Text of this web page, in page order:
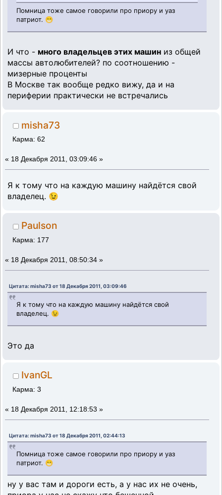
Помница тоже самое говорили про приору и уаз
патриот. 😁
И что - много владельцев этих машин из общей
массы автолюбителей? по соотношению -
мизерные проценты
В Москве так вообще редко вижу, да и на
периферии практически не встречались
misha73
Карма: 62
« 18 Декабря 2011, 03:09:46 »
Я к тому что на каждую машину найдётся свой
владелец. 😉
Paulson
Карма: 177
« 18 Декабря 2011, 08:50:34 »
Цитата: misha73 от 18 Декабря 2011, 03:09:46
Я к тому что на каждую машину найдётся свой
владелец. 😉
Это да
IvanGL
Карма: 3
« 18 Декабря 2011, 12:18:53 »
Цитата: misha73 от 18 Декабря 2011, 02:44:13
Помница тоже самое говорили про приору и уаз
патриот. 😁
ну у вас там и дороги есть, а у нас их не очень,